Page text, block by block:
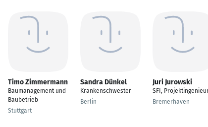
Timo Zimmermann
Baumanagement und
Baubetrieb
Stuttgart
Sandra Dünkel
Krankenschwester
Berlin
Juri Jurowski
SFI,
Bremerhaven